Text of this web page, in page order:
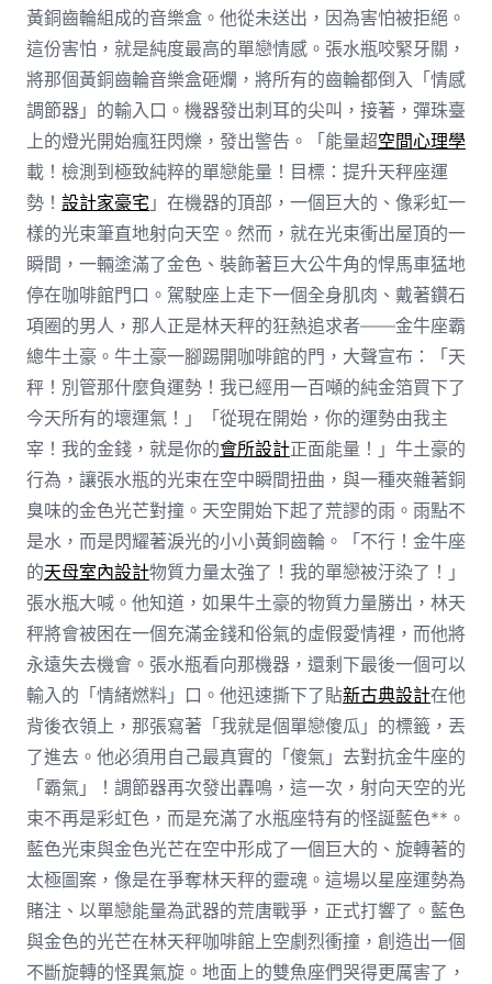
黃銅齒輪組成的音樂盒。他從未送出，因為害怕被拒絕。
這份害怕，就是純度最高的單戀情感。張水瓶咬緊牙關，
將那個黃銅齒輪音樂盒砸爛，將所有的齒輪都倒入「情感
調節器」的輸入口。機器發出刺耳的尖叫，接著，彈珠臺
上的燈光開始瘋狂閃爍，發出警告。「能量超空間心理學
載！檢測到極致純粹的單戀能量！目標：提升天秤座運
勢！ 設計家豪宅 」在機器的頂部，一個巨大的、像彩虹一
樣的光束筆直地射向天空。然而，就在光束衝出屋頂的一
瞬間，一輛塗滿了金色、裝飾著巨大公牛角的悍馬車猛地
停在咖啡館門口。駕駛座上走下一個全身肌肉、戴著鑽石
項圈的男人，那人正是林天秤的狂熱追求者——金牛座霸
總牛土豪。牛土豪一腳踢開咖啡館的門，大聲宣布：「天
秤！別管那什麼負運勢！我已經用一百噸的純金箔買下了
今天所有的壞運氣！」「從現在開始，你的運勢由我主
宰！我的金錢，就是你的會所設計正面能量！」牛土豪的
行為，讓張水瓶的光束在空中瞬間扭曲，與一種夾雜著銅
臭味的金色光芒對撞。天空開始下起了荒謬的雨。雨點不
是水，而是閃耀著淚光的小小黃銅齒輪。「不行！金牛座
的天母室內設計物質力量太強了！我的單戀被汙染了！」
張水瓶大喊。他知道，如果牛土豪的物質力量勝出，林天
秤將會被困在一個充滿金錢和俗氣的虛假愛情裡，而他將
永遠失去機會。張水瓶看向那機器，還剩下最後一個可以
輸入的「情緒燃料」口。他迅速撕下了貼新古典設計在他
背後衣領上，那張寫著「我就是個單戀傻瓜」的標籤，丟
了進去。他必須用自己最真實的「傻氣」去對抗金牛座的
「霸氣」！調節器再次發出轟鳴，這一次，射向天空的光
束不再是彩虹色，而是充滿了水瓶座特有的怪誕藍色**。
藍色光束與金色光芒在空中形成了一個巨大的、旋轉著的
太極圖案，像是在爭奪林天秤的靈魂。這場以星座運勢為
賭注、以單戀能量為武器的荒唐戰爭，正式打響了。藍色
與金色的光芒在林天秤咖啡館上空劇烈衝撞，創造出一個
不斷旋轉的怪異氣旋。地面上的雙魚座們哭得更厲害了，